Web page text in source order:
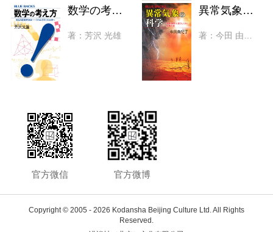
数学の考え方 発見的問題解決法――ひらめきを生む思考へ
著：芳沢 光雄
異常気象の科学 猛暑・豪雨・大雪のしくみと将来予測
著：今田 由紀子
官方微信 官方微博
Copyright © 2005 - 2026 Kodansha Beijing Culture Ltd. All Rights
Reserved.